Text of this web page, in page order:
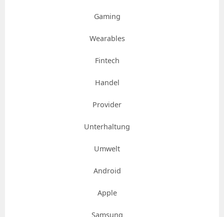
Gaming
Wearables
Fintech
Handel
Provider
Unterhaltung
Umwelt
Android
Apple
Samsung